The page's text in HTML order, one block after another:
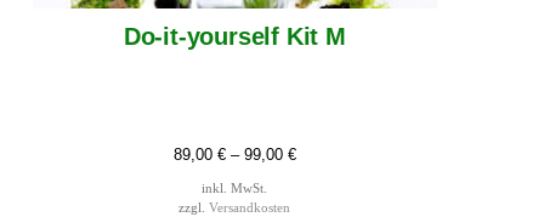
Do-it-yourself Kit M
89,00 €– 99,00 €
inkl. MwSt.
zzgl. Versandkosten